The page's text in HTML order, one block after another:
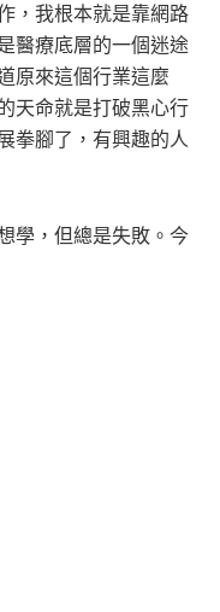
，我根本就是靠網路
醫療底層的一個迷途
原來這個行業這麼
天命就是打破黑心行
拳腳了，有興趣的人
學，但總是失敗。今